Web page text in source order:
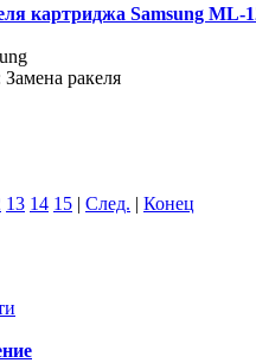
картриджа Samsung ML-
ракеля
13 14 15 | След. | Конец